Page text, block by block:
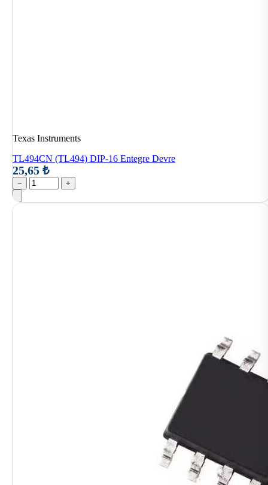
Texas Instruments
TL494CN (TL494) DIP-16 Entegre Devre
25,65 ₺
− +